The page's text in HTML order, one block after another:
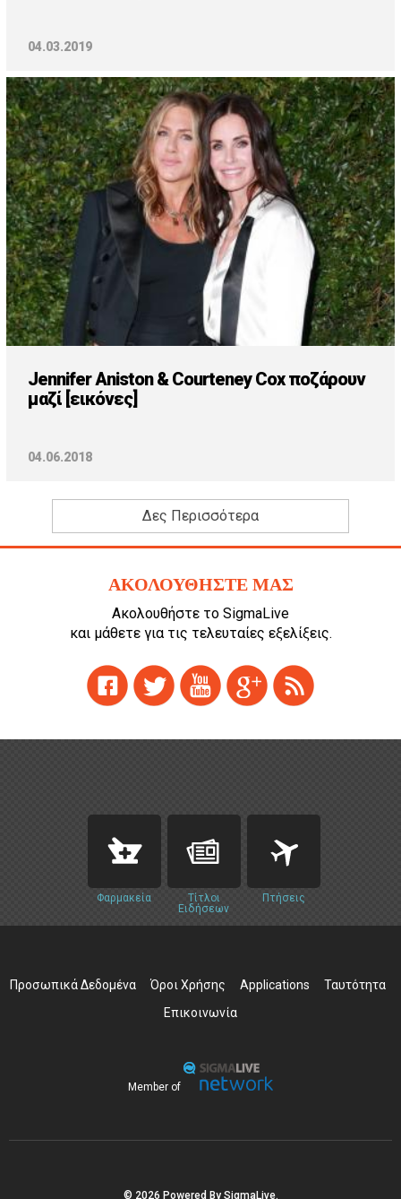
04.03.2019
Jennifer Aniston & Courteney Cox ποζάρουν
μαζί [εικόνες]
04.06.2018
Δες Περισσότερα
ΑΚΟΛΟΥΘΗΣΤΕ ΜΑΣ
Ακολουθήστε το SigmaLive
και μάθετε για τις τελευταίες εξελίξεις.
Φαρμακεία
Τίτλοι
Ειδήσεων
Πτήσεις
Προσωπικά Δεδομένα Όροι Χρήσης Applications
Ταυτότητα
Επικοινωνία
Member of
© 2026 Powered By SigmaLive.